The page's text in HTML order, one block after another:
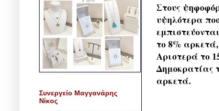
Στους
υψηλότερα
το 8%
Αριστερά το
Δημοκρατίας
αρκετά.
Συνεργείο Μαγγανάρης
Νίκος